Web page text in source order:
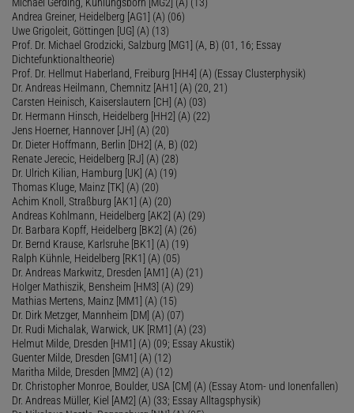
Andrea Greiner, Heidelberg [AG1] (A) (06)
Uwe Grigoleit, Göttingen [UG] (A) (13)
Prof. Dr. Michael Grodzicki, Salzburg [MG1] (A, B) (01, 16; Essay
Dichtefunktionaltheorie)
Prof. Dr. Hellmut Haberland, Freiburg [HH4] (A) (Essay Clusterphysik)
Dr. Andreas Heilmann, Chemnitz [AH1] (A) (20, 21)
Carsten Heinisch, Kaiserslautern [CH] (A) (03)
Dr. Hermann Hinsch, Heidelberg [HH2] (A) (22)
Jens Hoerner, Hannover [JH] (A) (20)
Dr. Dieter Hoffmann, Berlin [DH2] (A, B) (02)
Renate Jerecic, Heidelberg [RJ] (A) (28)
Dr. Ulrich Kilian, Hamburg [UK] (A) (19)
Thomas Kluge, Mainz [TK] (A) (20)
Achim Knoll, Straßburg [AK1] (A) (20)
Andreas Kohlmann, Heidelberg [AK2] (A) (29)
Dr. Barbara Kopff, Heidelberg [BK2] (A) (26)
Dr. Bernd Krause, Karlsruhe [BK1] (A) (19)
Ralph Kühnle, Heidelberg [RK1] (A) (05)
Dr. Andreas Markwitz, Dresden [AM1] (A) (21)
Holger Mathiszik, Bensheim [HM3] (A) (29)
Mathias Mertens, Mainz [MM1] (A) (15)
Dr. Dirk Metzger, Mannheim [DM] (A) (07)
Dr. Rudi Michalak, Warwick, UK [RM1] (A) (23)
Helmut Milde, Dresden [HM1] (A) (09; Essay Akustik)
Guenter Milde, Dresden [GM1] (A) (12)
Maritha Milde, Dresden [MM2] (A) (12)
Dr. Christopher Monroe, Boulder, USA [CM] (A) (Essay Atom- und Ionenfallen)
Dr. Andreas Müller, Kiel [AM2] (A) (33; Essay Alltagsphysik)